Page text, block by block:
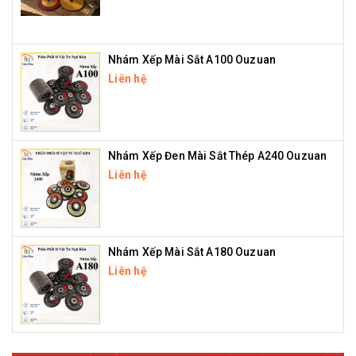
Nhám Xếp Mài Sắt A100 Ouzuan
Liên hệ
Nhám Xếp Đen Mài Sắt Thép A240 Ouzuan
Liên hệ
Nhám Xếp Mài Sắt A180 Ouzuan
Liên hệ